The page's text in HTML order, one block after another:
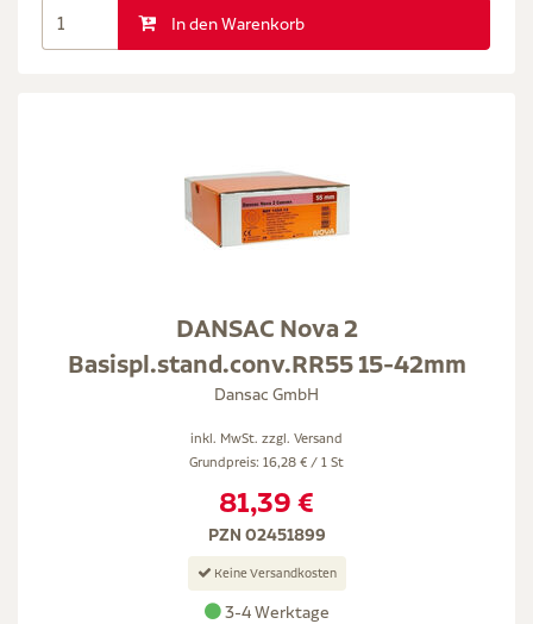
In den Warenkorb
DANSAC Nova 2
Basispl.stand.conv.RR55 15-42mm
Dansac GmbH
inkl. MwSt. zzgl. Versand
Grundpreis: 16,28 € / 1 St
81,39 €
PZN 02451899
Keine Versandkosten
3-4 Werktage